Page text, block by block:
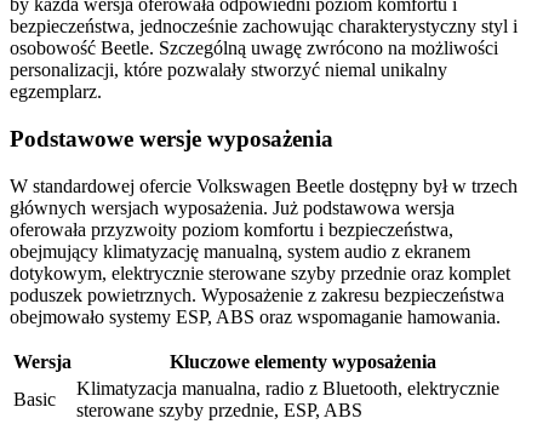
by każda wersja oferowała odpowiedni poziom komfortu i
bezpieczeństwa, jednocześnie zachowując charakterystyczny styl i
osobowość Beetle. Szczególną uwagę zwrócono na możliwości
personalizacji, które pozwalały stworzyć niemal unikalny
egzemplarz.
Podstawowe wersje wyposażenia
W standardowej ofercie Volkswagen Beetle dostępny był w trzech
głównych wersjach wyposażenia. Już podstawowa wersja
oferowała przyzwoity poziom komfortu i bezpieczeństwa,
obejmujący klimatyzację manualną, system audio z ekranem
dotykowym, elektrycznie sterowane szyby przednie oraz komplet
poduszek powietrznych. Wyposażenie z zakresu bezpieczeństwa
obejmowało systemy ESP, ABS oraz wspomaganie hamowania.
Wersja
Kluczowe elementy wyposażenia
Basic
Klimatyzacja manualna, radio z Bluetooth, elektrycznie
sterowane szyby przednie, ESP, ABS